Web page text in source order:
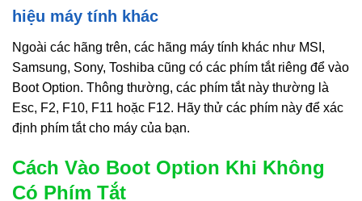
hiệu máy tính khác
Ngoài các hãng trên, các hãng máy tính khác như MSI,
Samsung, Sony, Toshiba cũng có các phím tắt riêng để vào
Boot Option. Thông thường, các phím tắt này thường là
Esc, F2, F10, F11 hoặc F12. Hãy thử các phím này để xác
định phím tắt cho máy của bạn.
Cách Vào Boot Option Khi Không
Có Phím Tắt